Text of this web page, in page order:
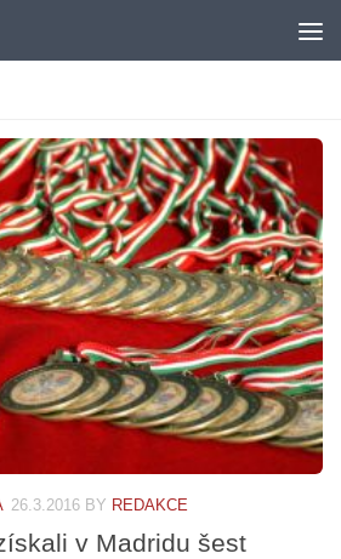
26.3.2016 BY REDAKCE
v Madridu šest